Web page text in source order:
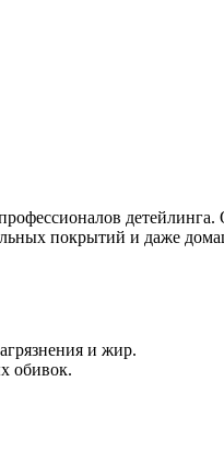
детейлинга.
покрытий и даже
и жир.
обивок.